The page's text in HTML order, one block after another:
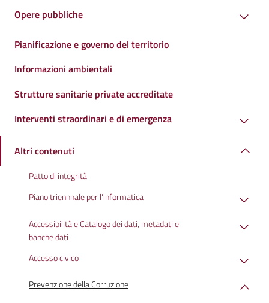
Opere pubbliche
Pianificazione e governo del territorio
Informazioni ambientali
Strutture sanitarie private accreditate
Interventi straordinari e di emergenza
Altri contenuti
Patto di integrità
Piano triennnale per l'informatica
Accessibilità e Catalogo dei dati, metadati e
banche dati
Accesso civico
Prevenzione della Corruzione